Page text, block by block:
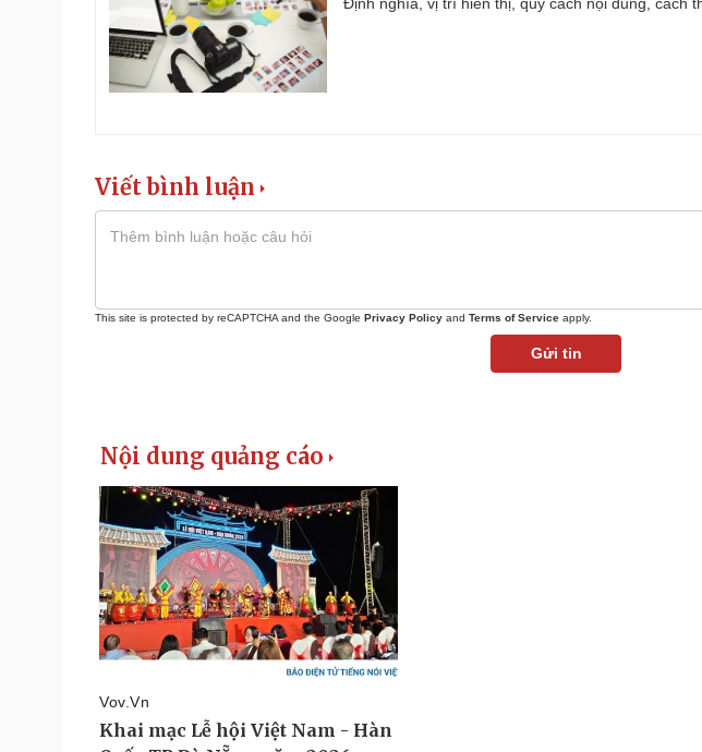
Viết bình luận
This site is protected by reCAPTCHA and the Google Privacy Policy and Terms of Service apply.
Gửi tin